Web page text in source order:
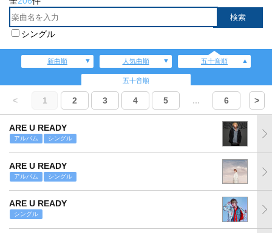
シングル
新曲順 人気曲順 五十音順
五十音順
< 1 2 3 4 5 ... 6 >
ARE U READY
アルバム シングル
ARE U READY
アルバム シングル
ARE U READY
シングル